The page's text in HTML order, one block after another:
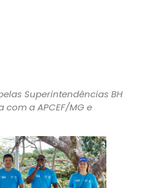
Superintendências BH
com a APCEF/MG e